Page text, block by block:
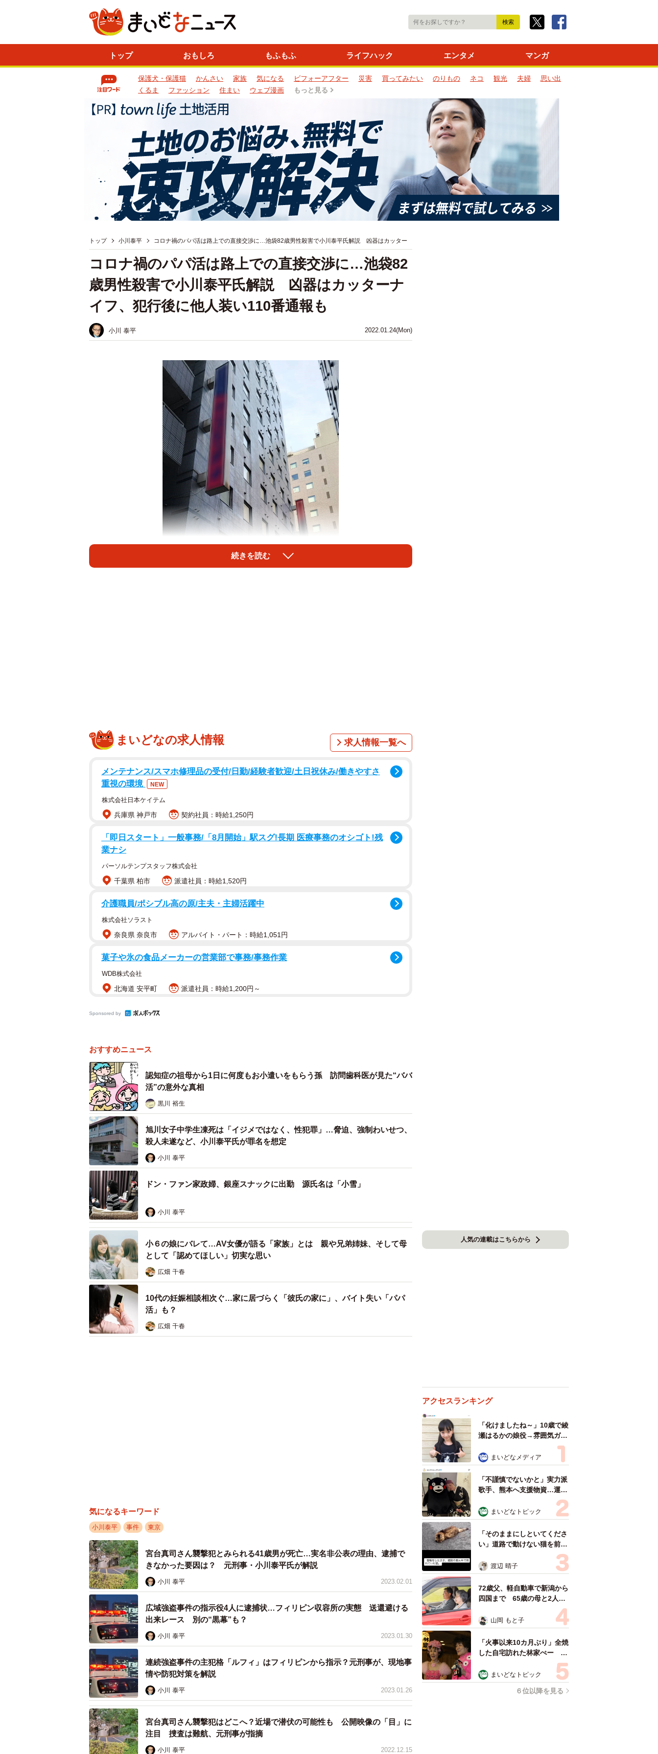
トップ おもしろ もふもふ ライフハック エンタメ マンガ
保護犬・保護猫 かんさい 家族 気になる ビフォーアフター 災害 買ってみたい のりもの ネコ 観光 夫婦
思い出
くるま
ファッション 住まい ウェブ漫画 もっと見る
トップ 小川泰平 コロナ禍のパパ活は路上での直接交渉に…池袋82歳男性殺害で小川泰平氏解説 凶器はカッター
2022.01.24(Mon)
コロナ禍のパパ活は路上での直接交渉に…池袋82
歳男性殺害で小川泰平氏解説 凶器はカッターナ
イフ、犯行後に他人装い110番通報も
小川 泰平
パ活をしていた」と供述したことなどを受け、元神奈川県警刑事で犯罪ジャーナリストの小
川泰平氏は24日、事件現場を取材し、当サイトに対し、殺意の有無や共に逮捕された男性容
疑者との関係について解説した。
「カッとなって刺した」と容疑を認めているという。財布から現金がなくなっており、警視
庁は強盗殺人事件として捜査。22日朝、藤井容疑者の身柄をＪＲ西八王子駅近くで確保して
事情を聞いていた。
者（29）と弟の八王子市、職業不詳小林翔太容疑者（25）が犯人隠避の疑いで逮捕された。
藤井容疑者の犯行後に落ち合い、3人で新宿・歌舞伎町のネットカフェに泊まり、翌朝、小
った」と供述している。
小川氏は「若い女性が高齢者を相手に『パパ活』をしていた。そこに第3の男性の介入が
ているか心配になって見に来たと言える」と解説した。
さらに、同氏は「現場は池袋駅北口のラブホテル街で、ほぼどこにでも防犯カメラがある
といっていい場所。警視庁は防犯カメラを精査して事件の『前足』と『後足』が分かってい
た。犯行前に、藤井容疑者と小林兄弟が接触していたことを捜査関係者から聞いています。
被害者とホテルに入っていく女性の姿、これが『前足』。ホテルから女性が出て、その後で
男性と接触する、これが『後足』。さらに歌舞伎町に行った足取りも。西八王子駅では捜査
員5、6人に囲まれたということなので、追跡されていたといえる。なぜ歌舞伎町ではなく、
八王子で逮捕したのかについては、タイミング的なことに加えて、他に共犯者的な者がいな
いか、マークしていたのではないかとも考えられる」と付け加えた。
藤井容疑者は日頃からカッターナイフを日頃から持ち歩いていたという。
小川氏は「知らない異性と個室に入るということで、護身用的なものとして持っていた可
能性があります。殺害目的なら、カッターナイフとは考えない。包丁とかナイフを使う。犯
行後、公衆電話から他人を装って110番通報していたように、計画性はなく、殺害目的はな
かったかもしれない。パパ活でお金をもらう約束での、現金のトラブルだろうと推測され
る。金額についてもめるなどして、脅かしてお金を取ろうとカッターナイフを出し、太もも
を刺したが、知識がなくて太い血管の所を刺してしまったという可能性もある。ホテルを出
てから、助けたいという気持ちがあったかどうかは分かりませんが、110番をして、早く発
見させたんだろうと思います」と推測した。
８２歳の男性が２４歳の女に殺害されたホテルの入口＝東京・池袋（撮影・小川泰平／一部を画像加工していま
今回の事件で、藤井容疑者の供述から「パパ活」という言葉が注目された。「パパ活」と
は、一般的に、若い女性が経済的に余裕のある男性と時間を過ごして金銭を得る活動を差す
ＳＮＳなどから由来する言葉。2017年にはネット配信ドラマ「パパ活」が話題となるなど、
このワードが浸透した。
小川氏は「パパ活に関して、以前のパパ活はＳＮＳを利用していることが多かったのだ
が、最近はＳＮＳを利用すると証拠が残ったり、（男性相手から）何度も連絡が来たりする
のが嫌なので、路上で女性の方から、例えばラブホテル街などで男性に声をかける。男性も
そういった所に行って声をかけられるのを待つ。そういう直接交渉みたいなことがコロナに
なってから多いと聞いています」と、変化する「パパ活」の実態を説明した。
今後の捜査について、小川氏は「逮捕容疑は殺人だが、財布から金を強取していることは
間違いないので強盗殺人容疑になります。また、パパ活で得たお金を小林容疑者に渡してい
たということで、藤井容疑者が小林容疑者に弱みを握られていたのかどうかも焦点になるで
しょう」と指摘した。
続きを読む
まいどなの求人情報 求人情報一覧へ
メンテナンス/スマホ修理品の受付/日勤/経験者歓迎/土日祝休み/働きやすさ
重視の環境
NEW
株式会社日本ケイテム
兵庫県 神戸市 契約社員：時給1,250円
「即日スタート」一般事務/「8月開始」駅スグ!長期 医療事務のオシゴト!残
業ナシ
パーソルテンプスタッフ株式会社
千葉県 柏市 派遣社員：時給1,520円
介護職員/ポシブル高の原/主夫・主婦活躍中
株式会社ソラスト
奈良県 奈良市 アルバイト・パート：時給1,051円
菓子や氷の食品メーカーの営業部で事務/事務作業
WDB株式会社
北海道 安平町 派遣社員：時給1,200円～
Sponsored by
おすすめニュース
認知症の祖母から1日に何度もお小遣いをもらう孫 訪問歯科医が見た“ババ
活”の意外な真相
黒川 裕生
旭川女子中学生凍死は「イジメではなく、性犯罪」…脅迫、強制わいせつ、
殺人未遂など、小川泰平氏が罪名を想定
小川 泰平
ドン・ファン家政婦、銀座スナックに出勤 源氏名は「小雪」
小川 泰平
小６の娘にバレて…AV女優が語る「家族」とは 親や兄弟姉妹、そして母
として「認めてほしい」切実な思い
広畑 千春
10代の妊娠相談相次ぐ…家に居づらく「彼氏の家に」、バイト失い「パパ
活」も？
広畑 千春
気になるキーワード
小川泰平 事件 東京
宮台真司さん襲撃犯とみられる41歳男が死亡…実名非公表の理由、逮捕で
きなかった要因は？ 元刑事・小川泰平氏が解説
小川 泰平 2023.02.01
広域強盗事件の指示役4人に逮捕状…フィリピン収容所の実態 送還避ける
出来レース 別の“黒幕”も？
小川 泰平 2023.01.30
連続強盗事件の主犯格「ルフィ」はフィリピンから指示？元刑事が、現地事
情や防犯対策を解説
小川 泰平 2023.01.26
宮台真司さん襲撃犯はどこへ？近場で潜伏の可能性も 公開映像の「目」に
注目 捜査は難航、元刑事が指摘
小川 泰平 2022.12.15
人気の連載はこちらから
アクセスランキング
「化けましたね～」10歳で綾
瀬はるかの娘役→雰囲気ガラ
リの18歳に成長 「メイクで
雰囲気が」「宝塚に入れそ
う」
まいどなメディア
「不謹慎でないかと」実力派
歌手、熊本へ支援物資…運搬
トラックの車体デザインにた
めらい 「痛いほど伝わる」
「行動され立派」
まいどなトピック
「そのままにしといてくださ
い」道路で動けない猫を前に
返された一言… 懸命に生き
ようとした4日間 「命の重
さはみんな同じ」保護団体代
表の訴え
渡辺 晴子
72歳父、軽自動車で新潟から
四国まで 65歳の母と2人で
3泊4日の旅 パーキングの休
憩まで分刻み… 「大学生で
も組まねえよ！」
山岡 もと子
「火事以来10カ月ぶり」全焼
した自宅訪れた林家ぺー 内
装も壁も取り払われスケルト
ン状態の部屋に呆然
まいどなトピック
６位以降を見る